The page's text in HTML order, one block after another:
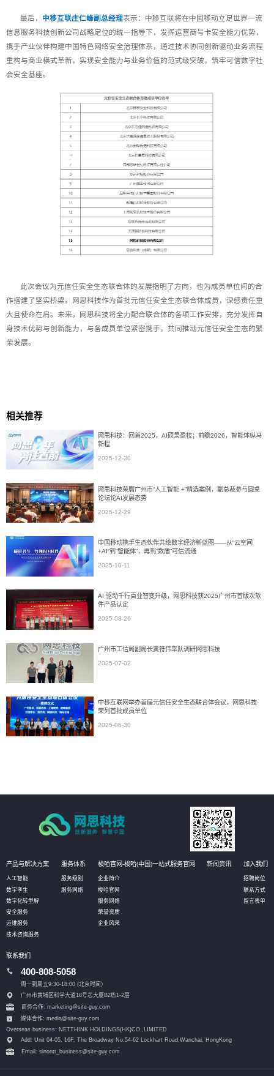
最后， 中移互联庄仁峰副总经理表示：中移互联将在中国移动立足世界一流
信息服务科技创新公司战略定位的统一指导下，发挥运营商号卡安全能力优势，
携手产业伙伴构建中国特色网络安全治理体系，通过技术协同创新驱动业务流程
重构与商业模式革新，实现安全能力与业务价值的范式级突破，筑牢可信数字社
会安全基座。
此次会议为元信任安全生态联合体的发展指明了方向，也为成员单位间的合
作搭建了坚实桥梁。网思科技作为首批元信任安全生态联合体成员，深感责任重
大且使命在肩。未来，网思科技将全力配合联合体的各项工作安排，充分发挥自
身技术优势与创新能力，与各成员单位紧密携手，共同推动元信任安全生态的繁
荣发展。
相关推荐
网思科技：回首2025，AI硕果盈枝；前瞻2026，智能体纵马
新程
2025-12-30
网思科技荣膺广州市“人工智能 +”精选案例，副总裁参与圆桌
论坛论AI发展态势
2025-12-29
中国移动携手生态伙伴共绘数字经济新蓝图——从“云空间
+AI”到“智能体”，再到“数盾”可信流通
2025-10-11
AI 驱动千行百业智变升级，网思科技获2025广州市首版次软
件产品认定
2025-08-26
广州市工信局副局长黄符伟率队调研网思科技
2025-07-02
中移互联网举办首届元信任安全生态联合体会议，网思科技
荣列首批成员单位
2025-06-30
产品与解决方案
人工智能
数字孪生
数字化转型解
安全服务
运维服务
技术咨询服务
服务体系
服务级别
服务网络
梭哈官网-梭哈(中国)一站式服务官网
企业简介
梭哈官网
服务网络
荣誉资质
企业风采
新闻资讯 加入我们
招聘岗位
联系方式
留言表单
联系我们
400-808-5058
周一到周五9:30-18:00 (北京时间）
广州市黄埔区科学大道18号芯大厦B2栋1-2层
商务合作: marketing@site-guy.com
媒体合作: media@site-guy.com
Overseas business: NETTHINK HOLDINGS(HK)CO.,LIMITED
Add: Unit 04-05, 16F, The Broadway No.54-62 Lockhart Road,Wanchai, HongKong
Email: sinontt_business@site-guy.com